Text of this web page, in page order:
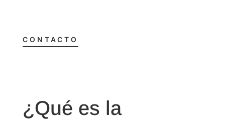
CONTACTO
¿Qué es la